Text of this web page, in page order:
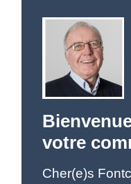
votre
Cher(e)s